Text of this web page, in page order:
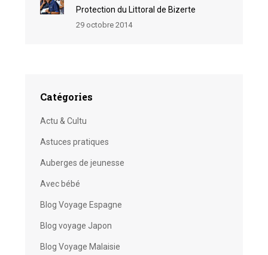
Protection du Littoral de Bizerte
29 octobre 2014
Catégories
Actu & Cultu
Astuces pratiques
Auberges de jeunesse
Avec bébé
Blog Voyage Espagne
Blog voyage Japon
Blog Voyage Malaisie